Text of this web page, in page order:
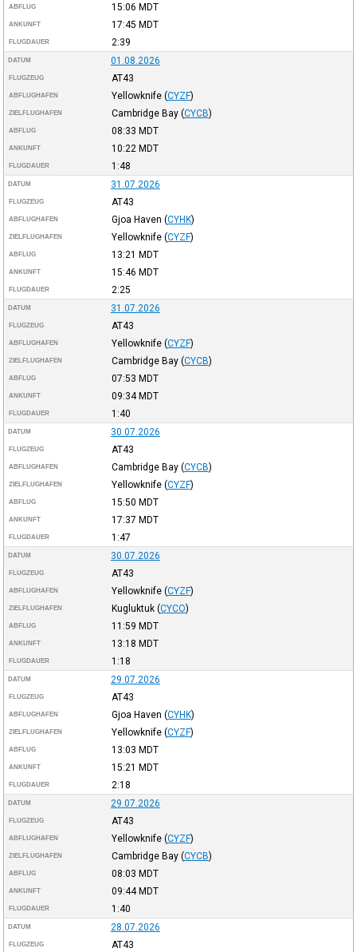
ABFLUG 15:06 MDT
ANKUNFT 17:45 MDT
FLUGDAUER 2:39
DATUM 01.08.2026
FLUGZEUG AT43
ABFLUGHAFEN Yellowknife (CYZF)
ZIELFLUGHAFEN Cambridge Bay (CYCB)
ABFLUG 08:33 MDT
ANKUNFT 10:22 MDT
FLUGDAUER 1:48
DATUM 31.07.2026
FLUGZEUG AT43
ABFLUGHAFEN Gjoa Haven (CYHK)
ZIELFLUGHAFEN Yellowknife (CYZF)
ABFLUG 13:21 MDT
ANKUNFT 15:46 MDT
FLUGDAUER 2:25
DATUM 31.07.2026
FLUGZEUG AT43
ABFLUGHAFEN Yellowknife (CYZF)
ZIELFLUGHAFEN Cambridge Bay (CYCB)
ABFLUG 07:53 MDT
ANKUNFT 09:34 MDT
FLUGDAUER 1:40
DATUM 30.07.2026
FLUGZEUG AT43
ABFLUGHAFEN Cambridge Bay (CYCB)
ZIELFLUGHAFEN Yellowknife (CYZF)
ABFLUG 15:50 MDT
ANKUNFT 17:37 MDT
FLUGDAUER 1:47
DATUM 30.07.2026
FLUGZEUG AT43
ABFLUGHAFEN Yellowknife (CYZF)
ZIELFLUGHAFEN Kugluktuk (CYCO)
ABFLUG 11:59 MDT
ANKUNFT 13:18 MDT
FLUGDAUER 1:18
DATUM 29.07.2026
FLUGZEUG AT43
ABFLUGHAFEN Gjoa Haven (CYHK)
ZIELFLUGHAFEN Yellowknife (CYZF)
ABFLUG 13:03 MDT
ANKUNFT 15:21 MDT
FLUGDAUER 2:18
DATUM 29.07.2026
FLUGZEUG AT43
ABFLUGHAFEN Yellowknife (CYZF)
ZIELFLUGHAFEN Cambridge Bay (CYCB)
ABFLUG 08:03 MDT
ANKUNFT 09:44 MDT
FLUGDAUER 1:40
DATUM 28.07.2026
FLUGZEUG AT43